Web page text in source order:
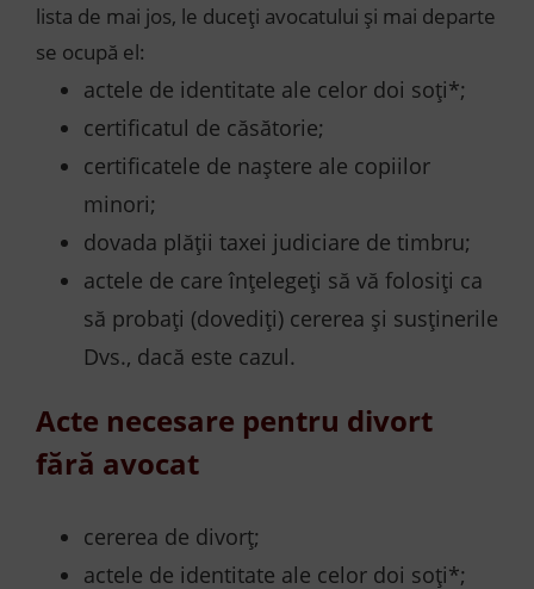
lista de mai jos, le duceți avocatului și mai departe
se ocupă el:
actele de identitate ale celor doi soţi*;
certificatul de căsătorie;
certificatele de naştere ale copiilor
minori;
dovada plății taxei judiciare de timbru;
actele de care înțelegeți să vă folosiți ca
să probați (dovediți) cererea și susținerile
Dvs., dacă este cazul.
Acte necesare pentru divort
fără avocat
cererea de divorț;
actele de identitate ale celor doi soţi*;